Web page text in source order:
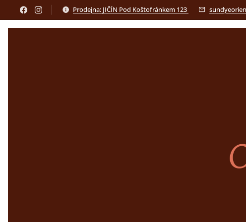
Prodejna: JIČÍN Pod Koštofránkem 123